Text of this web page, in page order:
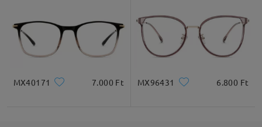
* Csak tájékoztató jellegű
MX40171 7.000 Ft MX96431 6.800 Ft